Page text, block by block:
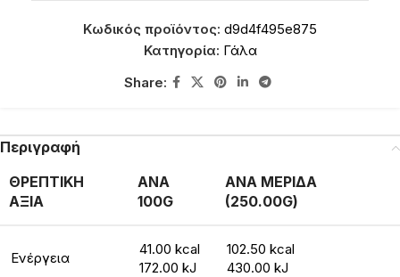
Κωδικός προϊόντος: d9d4f495e875
Κατηγορία: Γάλα
Share:
Περιγραφή
ΘΡΕΠΤΙΚΗ
ΑΞΙΑ
ΑΝΑ
100G
ΑΝΑ ΜΕΡΙΔΑ
(250.00G)
Ενέργεια
41.00 kcal
172.00 kJ
102.50 kcal
430.00 kJ